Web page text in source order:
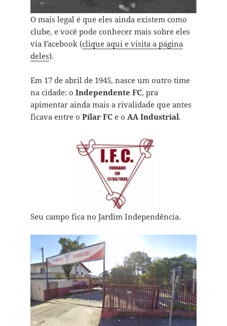
O mais legal é que eles ainda existem como
clube, e você pode conhecer mais sobre eles
via Facebook (clique aqui e visita a página
deles).
Em 17 de abril de 1945, nasce um outro time
na cidade: o Independente FC, pra
apimentar ainda mais a rivalidade que antes
ficava entre o Pilar FC e o AA Industrial.
Seu campo fica no Jardim Independência.